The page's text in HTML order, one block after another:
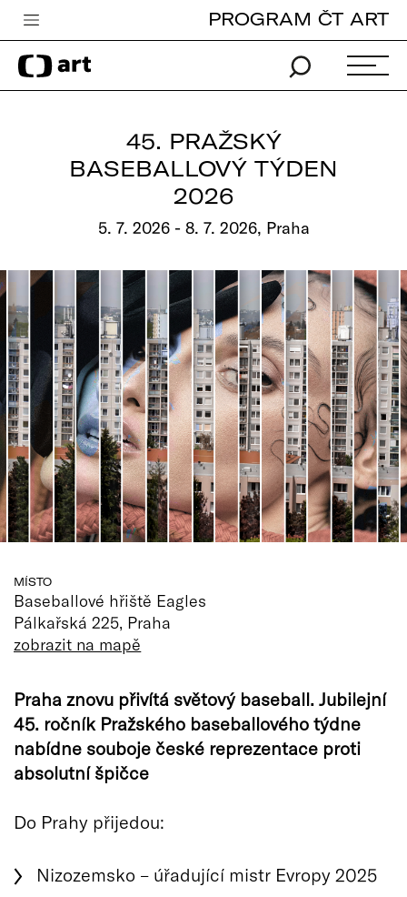
Česká televize
Zpravodajství
edu
Vše o ČT
PROGRAM ČT ART
45. PRAŽSKÝ
BASEBALLOVÝ TÝDEN
2026
5. 7. 2026 - 8. 7. 2026, Praha
MÍSTO
Baseballové hřiště Eagles
Pálkařská 225, Praha
zobrazit na mapě
Praha znovu přivítá světový baseball. Jubilejní
45. ročník Pražského baseballového týdne
nabídne souboje české reprezentace proti
absolutní špičce
Do Prahy přijedou:
Nizozemsko – úřadující mistr Evropy 2025